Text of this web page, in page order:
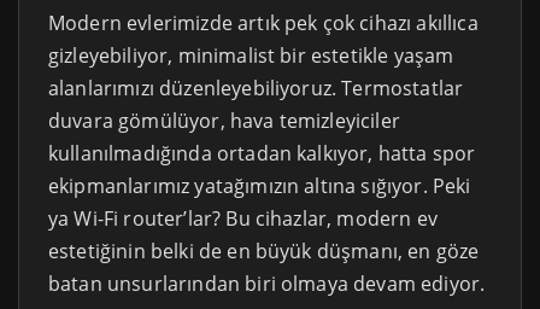
Modern evlerimizde artık pek çok cihazı akıllıca
gizleyebiliyor, minimalist bir estetikle yaşam
alanlarımızı düzenleyebiliyoruz. Termostatlar
duvara gömülüyor, hava temizleyiciler
kullanılmadığında ortadan kalkıyor, hatta spor
ekipmanlarımız yatağımızın altına sığıyor. Peki
ya Wi-Fi router’lar? Bu cihazlar, modern ev
estetiğinin belki de en büyük düşmanı, en göze
batan unsurlarından biri olmaya devam ediyor.